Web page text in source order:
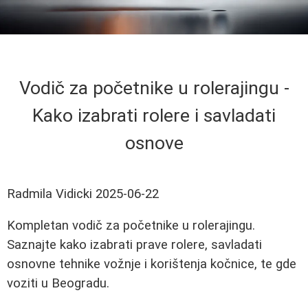
Vodič za početnike u rolerajingu -
Kako izabrati rolere i savladati
osnove
Radmila Vidicki 2025-06-22
Kompletan vodič za početnike u rolerajingu.
Saznajte kako izabrati prave rolere, savladati
osnovne tehnike vožnje i korištenja kočnice, te gde
voziti u Beogradu.